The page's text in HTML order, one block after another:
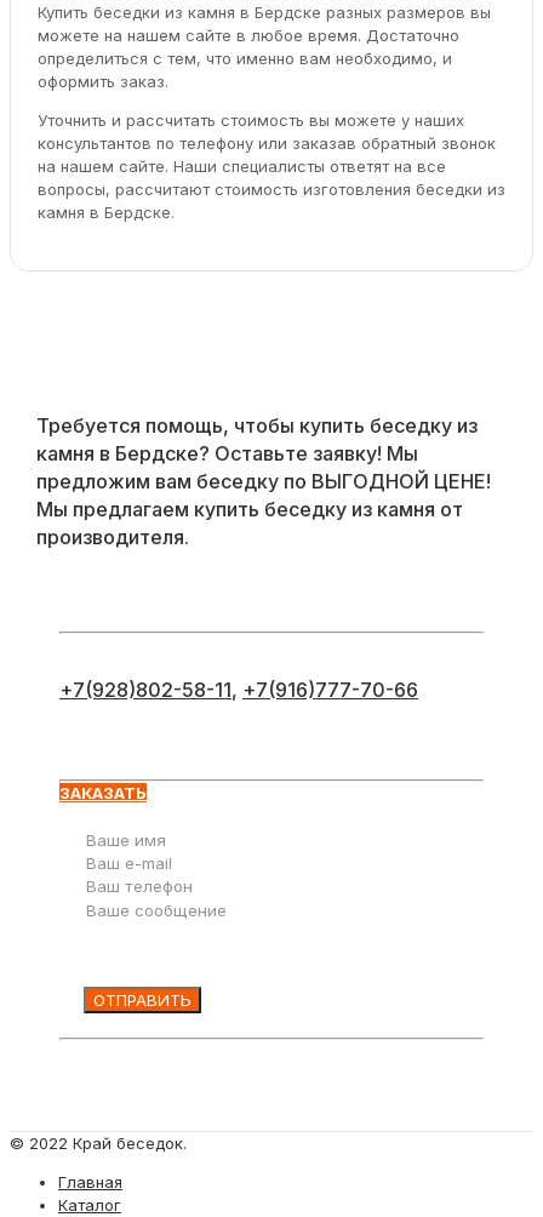
Купить беседки из камня в Бердске разных размеров вы
можете на нашем сайте в любое время. Достаточно
определиться с тем, что именно вам необходимо, и
оформить заказ.
Уточнить и рассчитать стоимость вы можете у наших
консультантов по телефону или заказав обратный звонок
на нашем сайте. Наши специалисты ответят на все
вопросы, рассчитают стоимость изготовления беседки из
камня в Бердске.
Требуется помощь, чтобы купить беседку из
камня в Бердске? Оставьте заявку! Мы
предложим вам беседку по ВЫГОДНОЙ ЦЕНЕ!
Мы предлагаем купить беседку из камня от
производителя.
+7(928)802-58-11, +7(916)777-70-66
ЗАКАЗАТЬ
© 2022 Край беседок.
Главная
Каталог